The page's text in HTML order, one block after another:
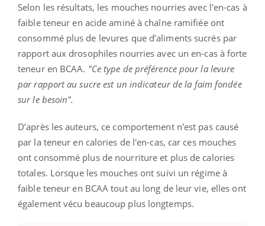
Selon les résultats, les mouches nourries avec l'en-cas à
faible teneur en acide aminé à chaîne ramifiée ont
consommé plus de levures que d’aliments sucrés par
rapport aux drosophiles nourries avec un en-cas à forte
teneur en BCAA. "Ce type de préférence pour la levure
par rapport au sucre est un indicateur de la faim fondée
sur le besoin".
D’après les auteurs, ce comportement n'est pas causé
par la teneur en calories de l'en-cas, car ces mouches
ont consommé plus de nourriture et plus de calories
totales. Lorsque les mouches ont suivi un régime à
faible teneur en BCAA tout au long de leur vie, elles ont
également vécu beaucoup plus longtemps.